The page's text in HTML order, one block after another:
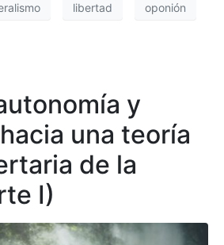
libertad oponión
y
una teoría
de la
I)